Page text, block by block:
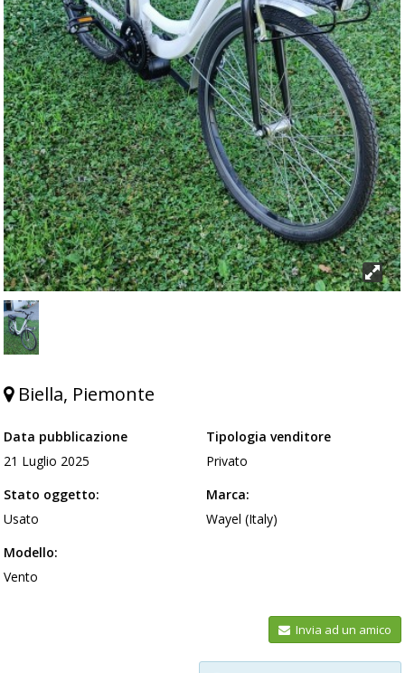
Biella, Piemonte
Data pubblicazione
21 Luglio 2025
Tipologia venditore
Privato
Stato oggetto:
Usato
Marca:
Wayel (Italy)
Modello:
Vento
Invia ad un amico